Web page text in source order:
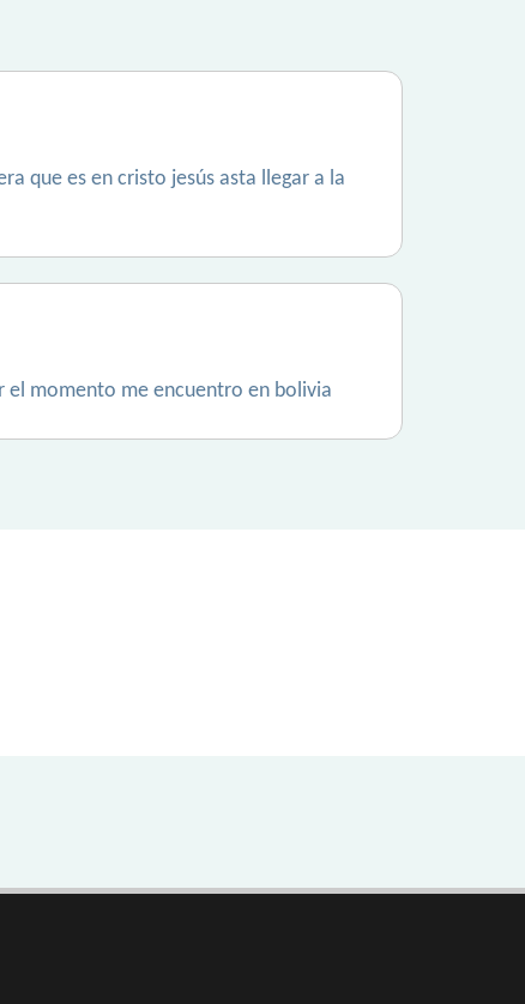
que es en cristo jesús asta llegar a la
el momento me encuentro en bolivia